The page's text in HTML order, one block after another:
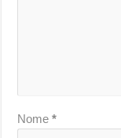
Nome*